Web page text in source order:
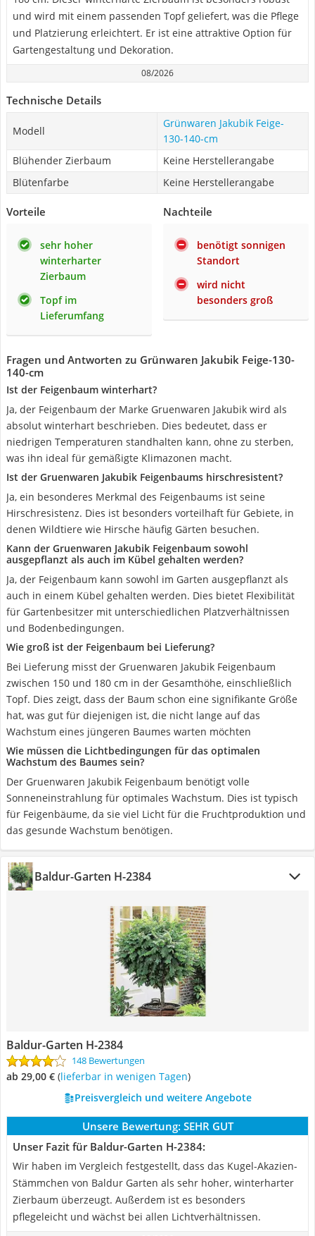
und wird mit einem passenden Topf geliefert, was die Pflege
und Platzierung erleichtert. Er ist eine attraktive Option für
Gartengestaltung und Dekoration.
08/2026
Technische Details
Modell
Grünwaren Jakubik Feige-
130-140-cm
Blühender Zierbaum
Keine Herstellerangabe
Blütenfarbe
Keine Herstellerangabe
Vorteile
sehr hoher
winterharter
Zierbaum
Topf im
Lieferumfang
Nachteile
benötigt sonnigen
Standort
wird nicht
besonders groß
Fragen und Antworten zu Grünwaren Jakubik Feige-130-
140-cm
Ist der Feigenbaum winterhart?
Ja, der Feigenbaum der Marke Gruenwaren Jakubik wird als
absolut winterhart beschrieben. Dies bedeutet, dass er
niedrigen Temperaturen standhalten kann, ohne zu sterben,
was ihn ideal für gemäßigte Klimazonen macht.
Ist der Gruenwaren Jakubik Feigenbaums hirschresistent?
Ja, ein besonderes Merkmal des Feigenbaums ist seine
Hirschresistenz. Dies ist besonders vorteilhaft für Gebiete, in
denen Wildtiere wie Hirsche häufig Gärten besuchen.
Kann der Gruenwaren Jakubik Feigenbaum sowohl
ausgepflanzt als auch im Kübel gehalten werden?
Ja, der Feigenbaum kann sowohl im Garten ausgepflanzt als
auch in einem Kübel gehalten werden. Dies bietet Flexibilität
für Gartenbesitzer mit unterschiedlichen Platzverhältnissen
und Bodenbedingungen.
Wie groß ist der Feigenbaum bei Lieferung?
Bei Lieferung misst der Gruenwaren Jakubik Feigenbaum
zwischen 150 und 180 cm in der Gesamthöhe, einschließlich
Topf. Dies zeigt, dass der Baum schon eine signifikante Größe
hat, was gut für diejenigen ist, die nicht lange auf das
Wachstum eines jüngeren Baumes warten möchten
Wie müssen die Lichtbedingungen für das optimalen
Wachstum des Baumes sein?
Der Gruenwaren Jakubik Feigenbaum benötigt volle
Sonneneinstrahlung für optimales Wachstum. Dies ist typisch
für Feigenbäume, da sie viel Licht für die Fruchtproduktion und
das gesunde Wachstum benötigen.
Baldur-Garten H-2384
Baldur-Garten H-2384
148 Bewertungen
ab 29,00 € ( Lieferbar in wenigen Tagen)
Preisvergleich und weitere Angebote
Unsere Bewertung: SEHR GUT
Unser Fazit für Baldur-Garten H-2384:
Wir haben im Vergleich festgestellt, dass das Kugel-Akazien-
Stämmchen von Baldur Garten als sehr hoher, winterharter
Zierbaum überzeugt. Außerdem ist es besonders
pflegeleicht und wächst bei allen Lichtverhältnissen.